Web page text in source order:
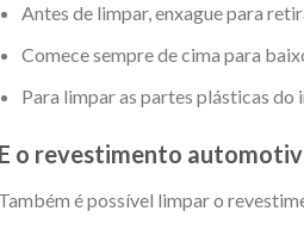
Antes de limpar, enxague para
Comece sempre de cima para
Para limpar as partes plásticas do
E o revestimento
Também é possível limpar o